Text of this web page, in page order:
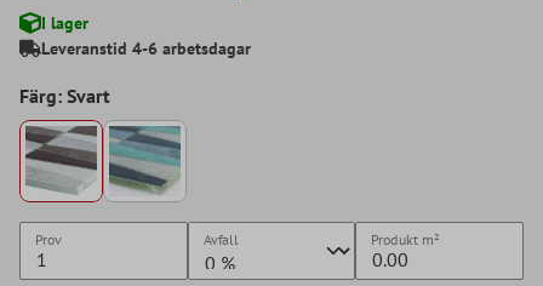
I lager
Leveranstid 4-6 arbetsdagar
Färg: Svart
Prov Avfall Produkt m²